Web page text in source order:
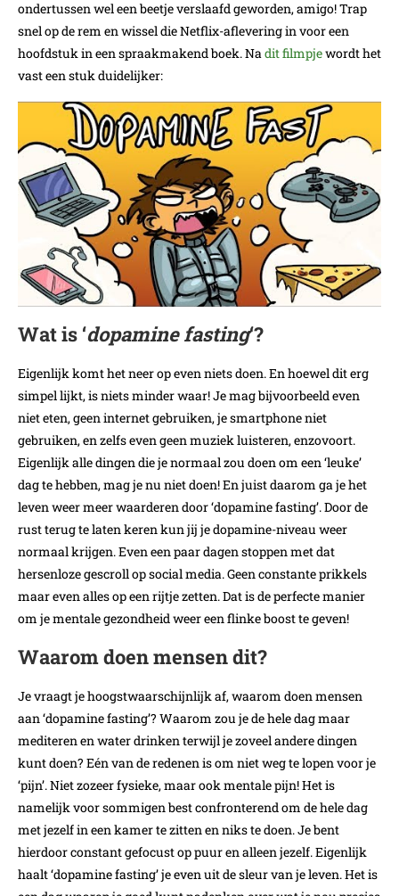
ondertussen wel een beetje verslaafd geworden, amigo! Trap
snel op de rem en wissel die Netflix-aflevering in voor een
hoofdstuk in een spraakmakend boek. Nadit filmpjewordt het
vast een stuk duidelijker:
Wat is ‘dopamine fasting‘?
Eigenlijk komt het neer op even niets doen. En hoewel dit erg
simpel lijkt, is niets minder waar! Je mag bijvoorbeeld even
niet eten, geen internet gebruiken, je smartphone niet
gebruiken, en zelfs even geen muziek luisteren, enzovoort.
Eigenlijk alle dingen die je normaal zou doen om een ‘leuke’
dag te hebben, mag je nu niet doen! En juist daarom ga je het
leven weer meer waarderen door ‘dopamine fasting’. Door de
rust terug te laten keren kun jij je dopamine-niveau weer
normaal krijgen. Even een paar dagen stoppen met dat
hersenloze gescroll op social media. Geen constante prikkels
maar even alles op een rijtje zetten. Dat is de perfecte manier
om je mentale gezondheid weer een flinke boost te geven!
Waarom doen mensen dit?
Je vraagt je hoogstwaarschijnlijk af, waarom doen mensen
aan ‘dopamine fasting’? Waarom zou je de hele dag maar
mediteren en water drinken terwijl je zoveel andere dingen
kunt doen? Eén van de redenen is om niet weg te lopen voor je
‘pijn’. Niet zozeer fysieke, maar ook mentale pijn! Het is
namelijk voor sommigen best confronterend om de hele dag
met jezelf in een kamer te zitten en niks te doen. Je bent
hierdoor constant gefocust op puur en alleen jezelf. Eigenlijk
haalt ‘dopamine fasting’ je even uit de sleur van je leven. Het is